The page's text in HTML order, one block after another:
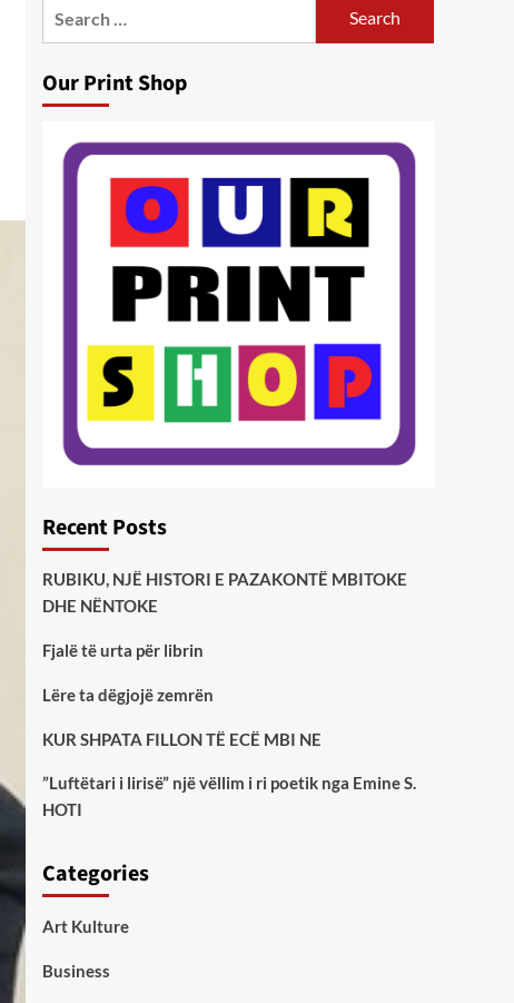
Our Print Shop
Recent Posts
RUBIKU, NJË HISTORI E PAZAKONTË MBITOKE
DHE NËNTOKE
Fjalë të urta për librin
Lëre ta dëgjojë zemrën
KUR SHPATA FILLON TË ECË MBI NE
”Luftëtari i lirisë” një vëllim i ri poetik nga Emine S.
HOTI
Categories
Art Kulture
Business